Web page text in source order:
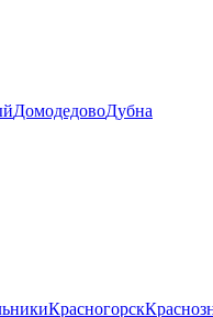
ДомодедовоДубна
Красногорск